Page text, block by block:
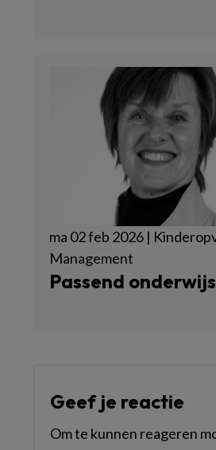
ma 02 feb 2026 |
Management
Passend onderwijs
Geef je reactie
Om te kunnen reageren